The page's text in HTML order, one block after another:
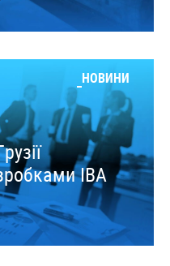
НОВИНИ
IBA